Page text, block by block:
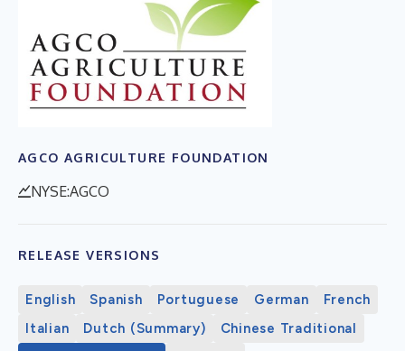
AGCO AGRICULTURE FOUNDATION
NYSE:AGCO
RELEASE VERSIONS
English Spanish Portuguese German
French
Italian
Dutch (Summary)
Chinese Traditional